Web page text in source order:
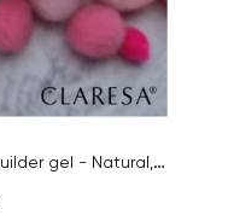
Claresa SOFT&EASY UV/LED builder gel - Natural, 90g